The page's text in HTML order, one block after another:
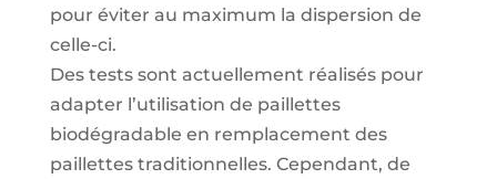
pour éviter au maximum la dispersion de
celle-ci.
Des tests sont actuellement réalisés pour
adapter l’utilisation de paillettes
biodégradable en remplacement des
paillettes traditionnelles. Cependant, de